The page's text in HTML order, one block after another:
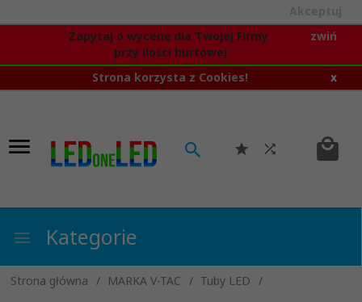
Zapytaj o wycenę dla Twojej Firmy
przy ilości hurtowej
zwiń
Strona korzysta z Cookies! x
Kategorie
Strona główna MARKA V-TAC Tuby LED